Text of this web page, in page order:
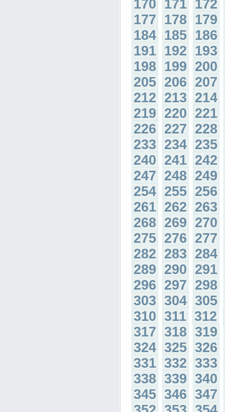
170 171 172
177 178 179
184 185 186
191 192 193
198 199 200
205 206 207
212 213 214
219 220 221
226 227 228
233 234 235
240 241 242
247 248 249
254 255 256
261 262 263
268 269 270
275 276 277
282 283 284
289 290 291
296 297 298
303 304 305
310 311 312
317 318 319
324 325 326
331 332 333
338 339 340
345 346 347